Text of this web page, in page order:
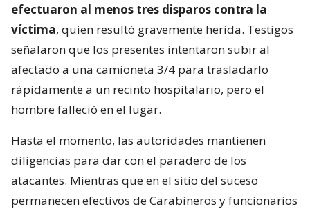
efectuaron al menos tres disparos contra la
víctima, quien resultó gravemente herida. Testigos
señalaron que los presentes intentaron subir al
afectado a una camioneta 3/4 para trasladarlo
rápidamente a un recinto hospitalario, pero el
hombre falleció en el lugar.
Hasta el momento, las autoridades mantienen
diligencias para dar con el paradero de los
atacantes. Mientras que en el sitio del suceso
permanecen efectivos de Carabineros y funcionarios